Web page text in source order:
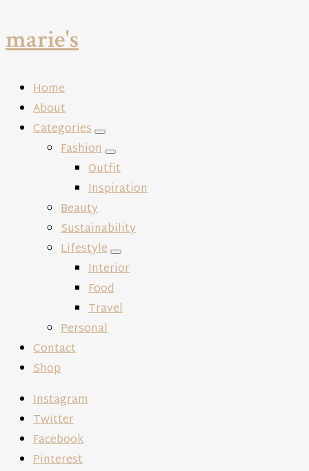
Close
marie's
Home
About
Categories expand
child
menu
Fashion expand
child
menu
Outfit
Inspiration
Beauty
Sustainability
Lifestyle expand
child
Interior
Food
Travel
Personal
Contact
Shop
Instagram
Twitter
Facebook
Pinterest